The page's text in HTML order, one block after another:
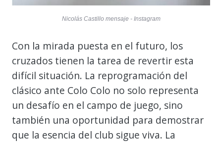
Nicolás Castillo mensaje - Instagram
Con la mirada puesta en el futuro, los
cruzados tienen la tarea de revertir esta
difícil situación. La reprogramación del
clásico ante Colo Colo no solo representa
un desafío en el campo de juego, sino
también una oportunidad para demostrar
que la esencia del club sigue viva. La